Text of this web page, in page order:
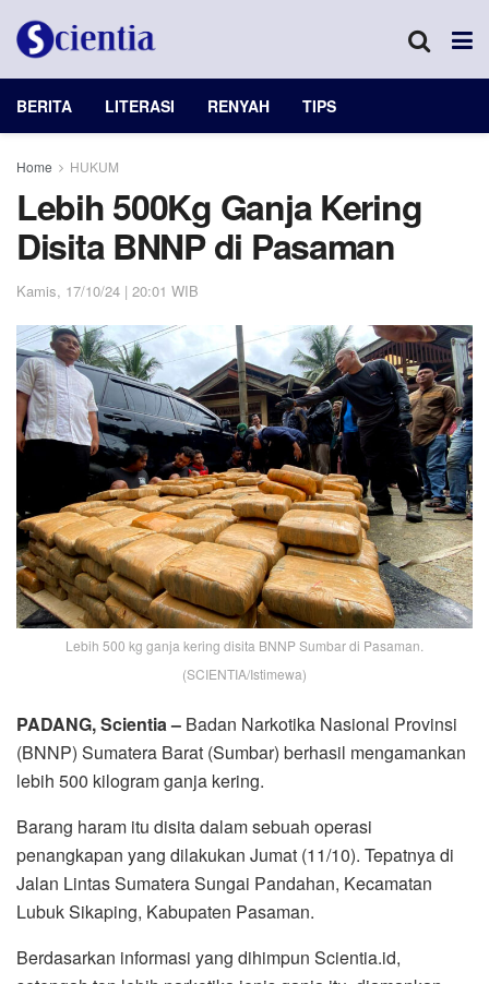
BERITA LITERASI RENYAH TIPS
Home HUKUM
Lebih 500Kg Ganja Kering
Disita BNNP di Pasaman
Kamis, 17/10/24 | 20:01 WIB
Lebih 500 kg ganja kering disita BNNP Sumbar di Pasaman.
(SCIENTIA/Istimewa)
PADANG, Scientia – Badan Narkotika Nasional Provinsi
(BNNP) Sumatera Barat (Sumbar) berhasil mengamankan
lebih 500 kilogram ganja kering.
Barang haram itu disita dalam sebuah operasi
penangkapan yang dilakukan Jumat (11/10). Tepatnya di
Jalan Lintas Sumatera Sungai Pandahan, Kecamatan
Lubuk Sikaping, Kabupaten Pasaman.
Berdasarkan informasi yang dihimpun Scientia.id,